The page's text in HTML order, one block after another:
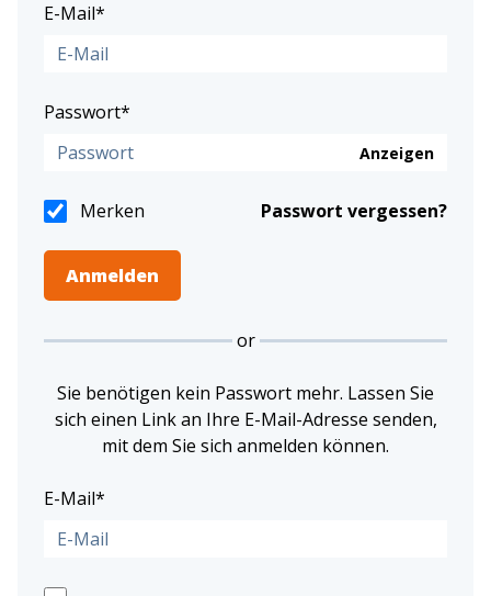
E-Mail*
Passwort*
Anzeigen
Merken Passwort vergessen?
or
Sie benötigen kein Passwort mehr. Lassen Sie
sich einen Link an Ihre E-Mail-Adresse senden,
mit dem Sie sich anmelden können.
E-Mail*